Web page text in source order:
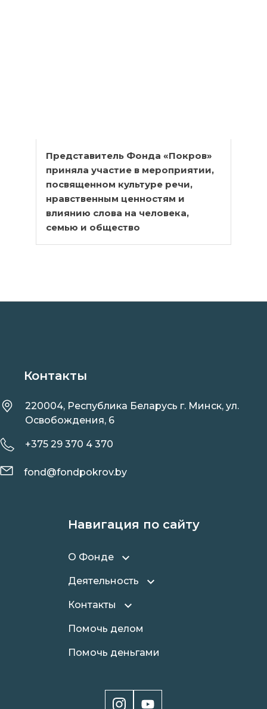
Представитель Фонда «Покров»
приняла участие в мероприятии,
посвященном культуре речи,
нравственным ценностям и
влиянию слова на человека,
семью и общество
Контакты
220004, Республика Беларусь г. Минск, ул.
Освобождения, 6
+375 29 370 4 370
fond@fondpokrov.by
Навигация по сайту
О Фонде
Деятельность
Контакты
Помочь делом
Помочь деньгами